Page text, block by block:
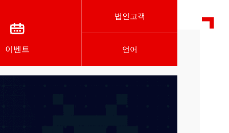
이벤트
법인고객
언어